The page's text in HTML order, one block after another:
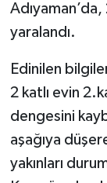
yaralandı.
Edinilen
2 katlı evin
dengesini
aşağıya
yakınları
EĞİTİM
EKONOMİ
English
Finans